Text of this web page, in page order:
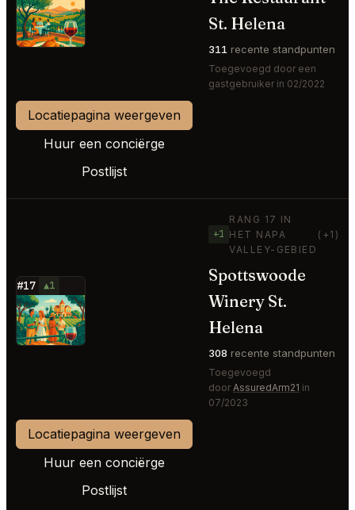
⭐
St. Helena
311 recente standpunten
Toegevoegd door een
gastgebruiker in 02/2022
Locatiepagina weergeven
Huur een conciërge
Postlijst
#17 ▲1
⭐
+1
RANG 17 IN
HET NAPA
VALLEY-GEBIED
(+1)
Spottswoode
Winery St.
Helena
308 recente standpunten
Toegevoegd
door AssuredArm21 in
07/2023
Locatiepagina weergeven
Huur een conciërge
Postlijst